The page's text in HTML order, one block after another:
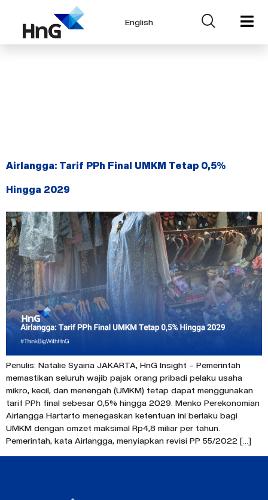
English
Airlangga: Tarif PPh Final UMKM Tetap 0,5%
Hingga 2029
Penulis: Natalie Syaina JAKARTA, HnG Insight – Pemerintah
memastikan seluruh wajib pajak orang pribadi pelaku usaha
mikro, kecil, dan menengah (UMKM) tetap dapat menggunakan
tarif PPh final sebesar 0,5% hingga 2029. Menko Perekonomian
Airlangga Hartarto menegaskan ketentuan ini berlaku bagi
UMKM dengan omzet maksimal Rp4,8 miliar per tahun.
Pemerintah, kata Airlangga, menyiapkan revisi PP 55/2022 […]